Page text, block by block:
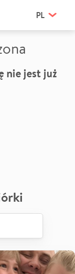
PL
nie jest już